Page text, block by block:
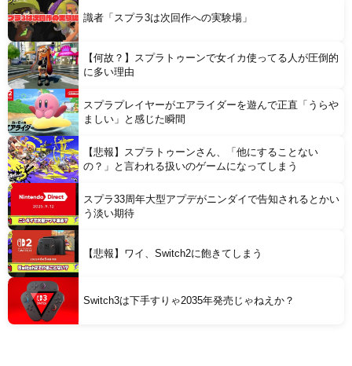
識者「スプラ3は次回作への実験場」
【何故？】スプラトゥーンで女イカ使ってる人が圧倒的
に多い理由
スプラプレイヤーがエアライダーを遊んで正直「うらや
ましい」と感じた瞬間
【悲報】スプラトゥーンさん、「他にすることない
の？」と言われる扱いのゲームになってしまう
スプラ33周年大型アプデがニンダイで告知されるとかい
う淡い期待
【悲報】ワイ、Switch2に飽きてしまう
Switch3は下手すりゃ2035年発売じゃねえか？